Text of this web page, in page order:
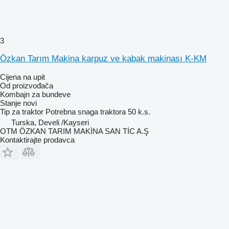
3
Özkan Tarım Makina karpuz ve kabak makinası K-KM
Cijena na upit
Od proizvođača
Kombajn za bundeve
Stanje novi
Tip za traktor Potrebna snaga traktora 50 k.s.
Turska, Develi /Kayseri
OTM ÖZKAN TARIM MAKİNA SAN TİC A.Ş
Kontaktirajte prodavca